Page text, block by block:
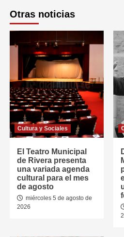
Otras noticias
Cultura y Sociales
El Teatro Municipal
de Rivera presenta
una variada agenda
cultural para el mes
de agosto
miércoles 5 de agosto de
2026